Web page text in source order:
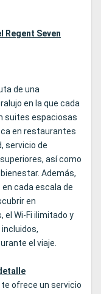
Regent Seven
de una
en la que cada
suites espaciosas
en restaurantes
servicio de
así como
Además,
cada escala de
en
Wi‑Fi ilimitado y
el viaje.
te ofrece un servicio